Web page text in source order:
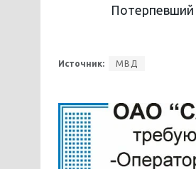
Потерпевший
Источник: МВД